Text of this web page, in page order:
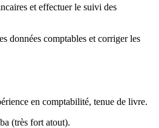
et effectuer le suivi des
données comptables et corriger les
en comptabilité, tenue de livre.
(très fort atout).